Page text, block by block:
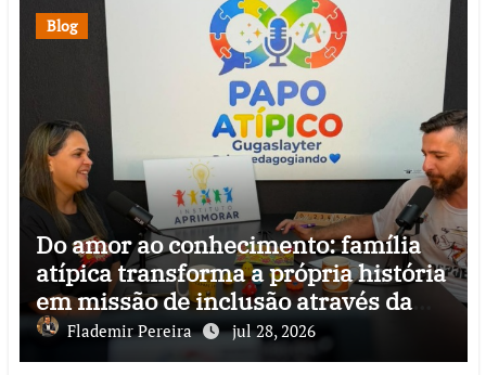
Blog
Do amor ao conhecimento: família
atípica transforma a própria história
em missão de inclusão através da
psicopedagogia, podcast e arte nas
ruas
Flademir Pereira jul 28, 2026